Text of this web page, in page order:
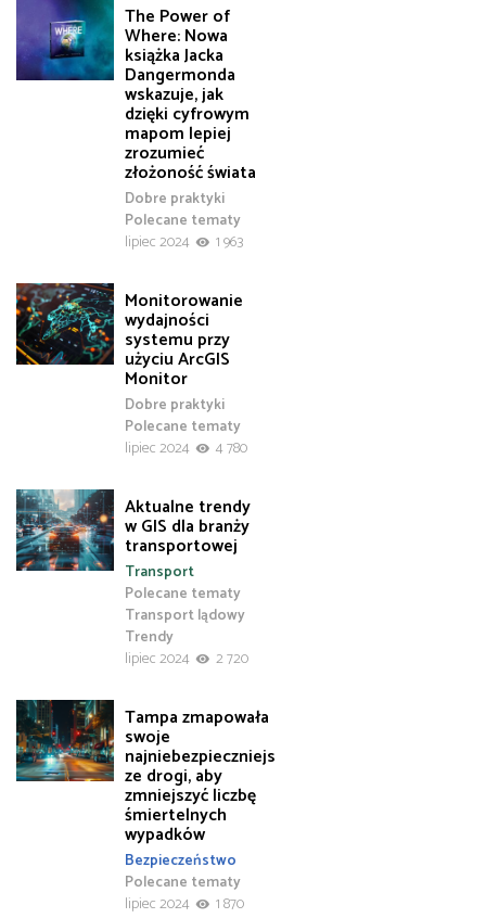
The Power of
Where: Nowa
książka Jacka
Dangermonda
wskazuje, jak
dzięki cyfrowym
mapom lepiej
zrozumieć
złożoność świata
Dobre praktyki
Polecane tematy
lipiec 2024
1 963
Monitorowanie
wydajności
systemu przy
użyciu ArcGIS
Monitor
Dobre praktyki
Polecane tematy
lipiec 2024
4 780
Aktualne trendy
w GIS dla branży
transportowej
Polecane tematy
Transport
Transport lądowy
Trendy
lipiec 2024
2 720
Tampa zmapowała
swoje
najniebezpieczniejs
ze drogi, aby
zmniejszyć liczbę
śmiertelnych
wypadków
Bezpieczeństwo
Polecane tematy
lipiec 2024
1 870